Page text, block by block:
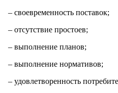
– своевременность поставок;
– отсутствие простоев;
– выполнение планов;
– выполнение нормативов;
– удовлетворенность